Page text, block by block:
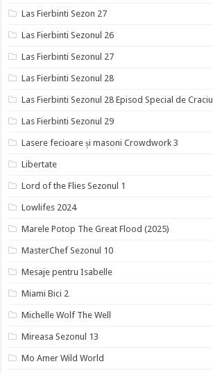
Las Fierbinti Sezon 27
Las Fierbinti Sezonul 26
Las Fierbinti Sezonul 27
Las Fierbinti Sezonul 28
Las Fierbinti Sezonul 28 Episod Special de
Las Fierbinti Sezonul 29
Lasere fecioare și masoni Crowdwork 3
Libertate
Lord of the Flies Sezonul 1
Lowlifes 2024
Marele Potop The Great Flood (2025)
MasterChef Sezonul 10
Mesaje pentru Isabelle
Miami Bici 2
Michelle Wolf The Well
Mireasa Sezonul 13
Mo Amer Wild World